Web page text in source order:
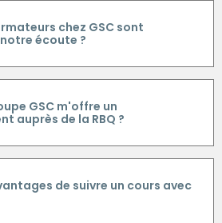
chez GSC sont
écoute ?
GSC m'offre un
auprès de la RBQ ?
de suivre un cours avec